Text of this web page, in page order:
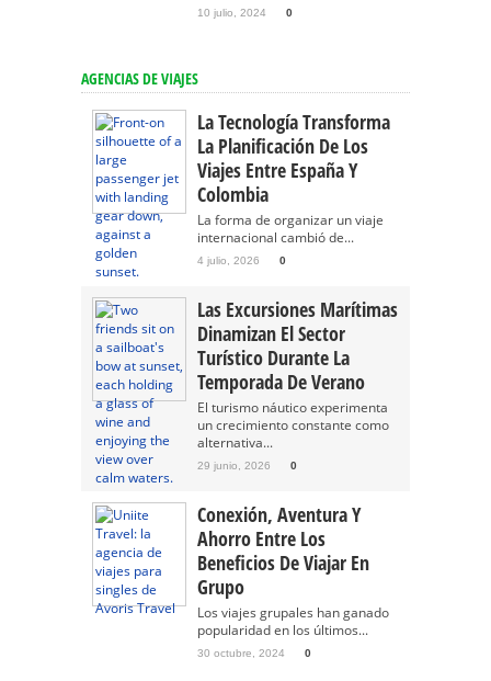
10 julio, 2024 0
AGENCIAS DE VIAJES
La Tecnología Transforma
La Planificación De Los
Viajes Entre España Y
Colombia
La forma de organizar un viaje
internacional cambió de...
4 julio, 2026 0
Las Excursiones Marítimas
Dinamizan El Sector
Turístico Durante La
Temporada De Verano
El turismo náutico experimenta
un crecimiento constante como
alternativa...
29 junio, 2026 0
Conexión, Aventura Y
Ahorro Entre Los
Beneficios De Viajar En
Grupo
Los viajes grupales han ganado
popularidad en los últimos...
30 octubre, 2024 0